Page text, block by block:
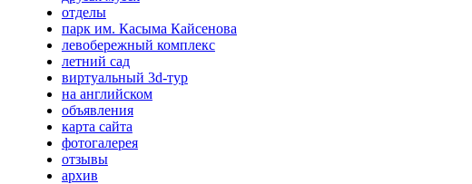
отделы
парк им. Касыма Кайсенова
левобережный комплекс
летний сад
виртуальный 3d-тур
на английском
объявления
карта сайта
фотогалерея
отзывы
архив